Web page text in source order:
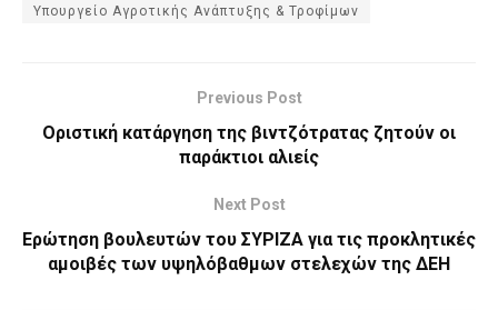
Υπουργείο Αγροτικής Ανάπτυξης & Τροφίμων
Previous Post
Οριστική κατάργηση της βιντζότρατας ζητούν οι
παράκτιοι αλιείς
Next Post
Ερώτηση βουλευτών του ΣΥΡΙΖΑ για τις προκλητικές
αμοιβές των υψηλόβαθμων στελεχών της ΔΕΗ